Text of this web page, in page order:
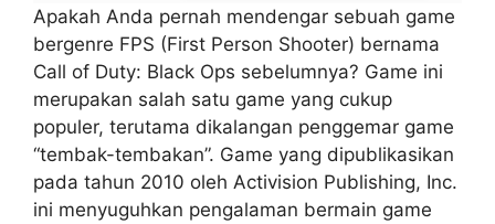
Apakah Anda pernah mendengar sebuah game
bergenre FPS (First Person Shooter) bernama
Call of Duty: Black Ops sebelumnya? Game ini
merupakan salah satu game yang cukup
populer, terutama dikalangan penggemar game
“tembak-tembakan”. Game yang dipublikasikan
pada tahun 2010 oleh Activision Publishing, Inc.
ini menyuguhkan pengalaman bermain game